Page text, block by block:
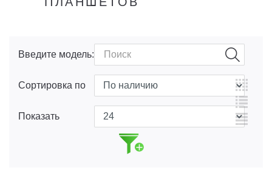
Введите модель:
Сортировка по
Показать